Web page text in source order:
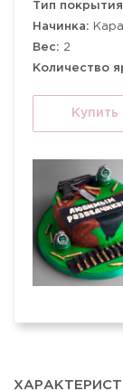
Тип
Начинка:
Вес: 2
Количество
Купить